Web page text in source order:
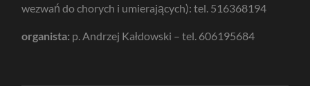
wezwań do chorych i umierających): tel. 516368194
organista: p. Andrzej Kałdowski – tel. 606195684